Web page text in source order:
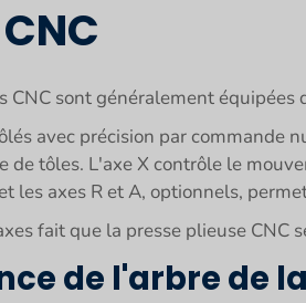
CNC sont généralement
avec précision par
de tôles. L'axe X contrôle le
les axes R et A, optionnels,
fait que la presse plieuse
de l'arbre de